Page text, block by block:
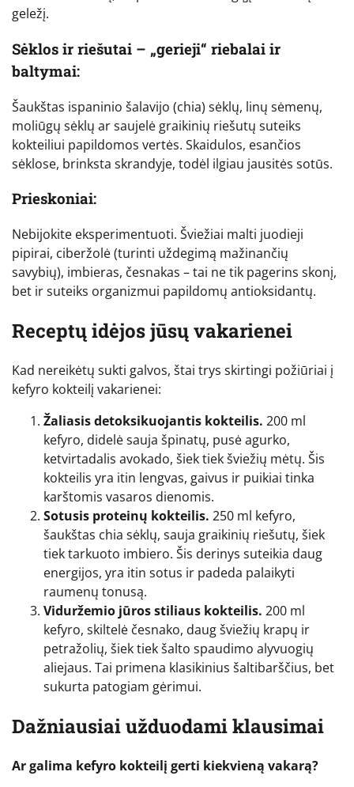
geležį.
Sėklos ir riešutai – „gerieji“ riebalai ir
baltymai:
Šaukštas ispaninio šalavijo (chia) sėklų, linų sėmenų,
moliūgų sėklų ar saujelė graikinių riešutų suteiks
kokteiliui papildomos vertės. Skaidulos, esančios
sėklose, brinksta skrandyje, todėl ilgiau jausitės sotūs.
Prieskoniai:
Nebijokite eksperimentuoti. Šviežiai malti juodieji
pipirai, ciberžolė (turinti uždegimą mažinančių
savybių), imbieras, česnakas – tai ne tik pagerins skonį,
bet ir suteiks organizmui papildomų antioksidantų.
Receptų idėjos jūsų vakarienei
Kad nereikėtų sukti galvos, štai trys skirtingi požiūriai į
kefyro kokteilį vakarienei:
Žaliasis detoksikuojantis kokteilis. 200 ml
kefyro, didelė sauja špinatų, pusė agurko,
ketvirtadalis avokado, šiek tiek šviežių mėtų. Šis
kokteilis yra itin lengvas, gaivus ir puikiai tinka
karštomis vasaros dienomis.
Sotusis proteinų kokteilis. 250 ml kefyro,
šaukštas chia sėklų, sauja graikinių riešutų, šiek
tiek tarkuoto imbiero. Šis derinys suteikia daug
energijos, yra itin sotus ir padeda palaikyti
raumenų tonusą.
Viduržemio jūros stiliaus kokteilis. 200 ml
kefyro, skiltelė česnako, daug šviežių krapų ir
petražolių, šiek tiek šalto spaudimo alyvuogių
aliejaus. Tai primena klasikinius šaltibarščius, bet
sukurta patogiam gėrimui.
Dažniausiai užduodami klausimai
Ar galima kefyro kokteilį gerti kiekvieną vakarą?